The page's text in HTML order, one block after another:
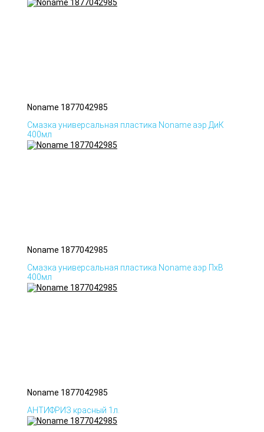
Noname 1877042985
Смазка универсальная пластика Noname аэр ДиК
400мл
Noname 1877042985
Смазка универсальная пластика Noname аэр ПхВ
400мл
Noname 1877042985
АНТИФРИЗ красный 1л.